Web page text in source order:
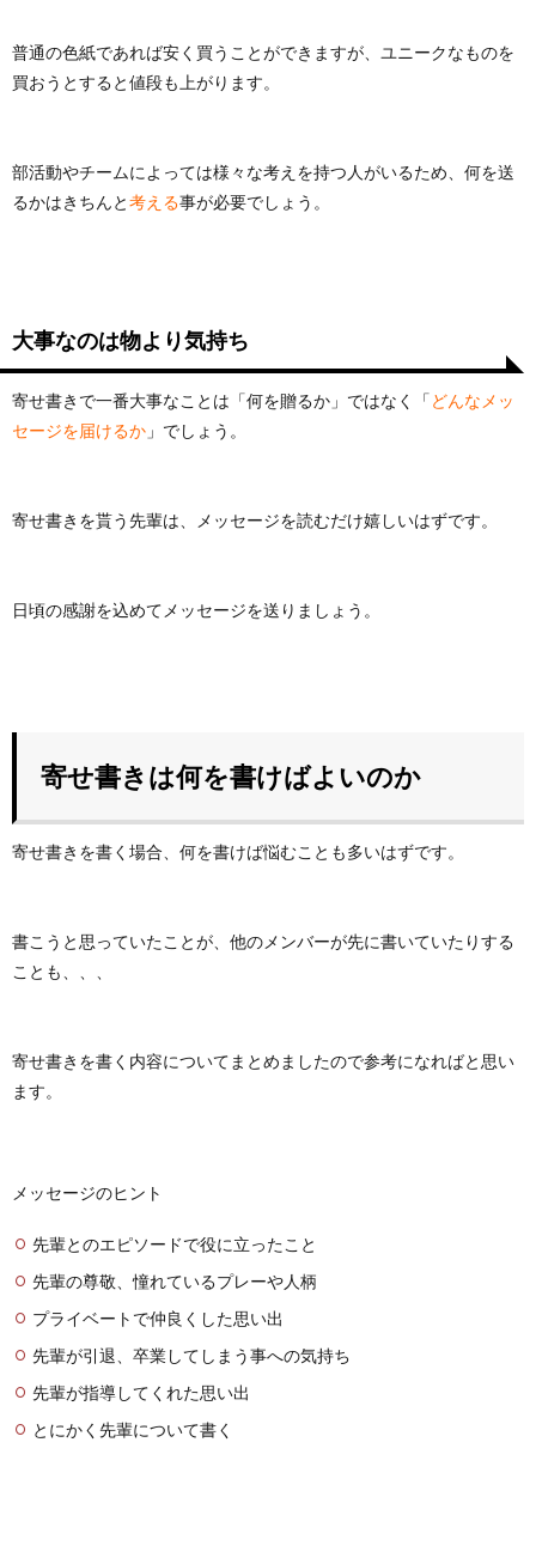
普通の色紙であれば安く買うことができますが、ユニークなものを
買おうとすると値段も上がります。
部活動やチームによっては様々な考えを持つ人がいるため、何を送
るかはきちんと考える事が必要でしょう。
大事なのは物より気持ち
寄せ書きで一番大事なことは「何を贈るか」ではなく「どんなメッ
セージを届けるか 」でしょう。
寄せ書きを貰う先輩は、メッセージを読むだけ嬉しいはずです。
日頃の感謝を込めてメッセージを送りましょう。
寄せ書きは何を書けばよいのか
寄せ書きを書く場合、何を書けば悩むことも多いはずです。
書こうと思っていたことが、他のメンバーが先に書いていたりする
ことも、、、
寄せ書きを書く内容についてまとめましたので参考になればと思い
ます。
メッセージのヒント
先輩とのエピソードで役に立ったこと
先輩の尊敬、憧れているプレーや人柄
プライベートで仲良くした思い出
先輩が引退、卒業してしまう事への気持ち
先輩が指導してくれた思い出
とにかく先輩について書く